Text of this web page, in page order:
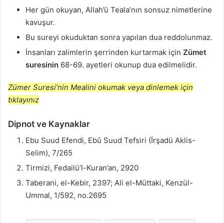
Her gün okuyan, Allah’ü Teala’nın sonsuz nimetlerine
kavuşur.
Bu sureyi okuduktan sonra yapılan dua reddolunmaz.
İnsanları zalimlerin şerrinden kurtarmak için Zümet
suresinin 68-69. ayetleri okunup dua edilmelidir.
Zümer Suresi’nin Mealini okumak veya dinlemek için
tıklayınız
Dipnot ve Kaynaklar
Ebu Suud Efendi, Ebû Suud Tefsiri (İrşadü Aklis-
Selim), 7/265
Tirmizi, Fedailü’l-Kuran’an, 2920
Taberani, el-Kebir, 2397; Ali el-Müttaki, Kenzül-
Ummal, 1/592, no.2695